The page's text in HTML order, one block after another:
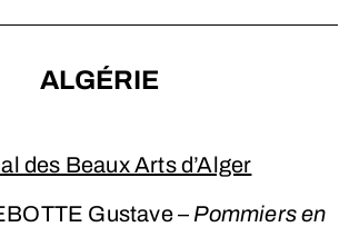
ALGÉRIE
des Beaux Arts d’Alger
Gustave – Pommiers en